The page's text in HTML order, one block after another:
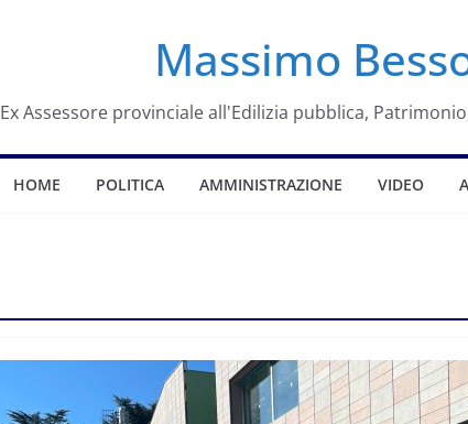
Massimo
Ex Assessore provinciale all'Edilizia pubblica,
HOME POLITICA AMMINISTRAZIONE VIDEO